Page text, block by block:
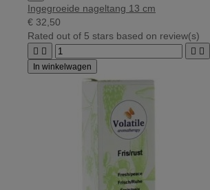
Ingegroeide nageltang 13 cm
€ 32,50
Rated out of 5 stars based on review(s)
   
In winkelwagen